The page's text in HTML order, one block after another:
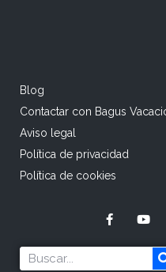
Blog
Contactar con Bagus
Aviso legal
Política de privacidad
Política de cookies